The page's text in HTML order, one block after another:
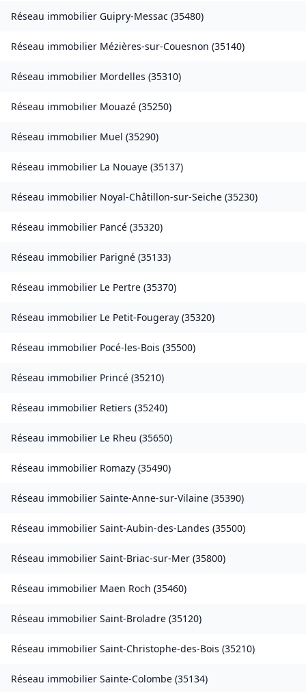
Réseau immobilier Guipry-Messac (35480)
Réseau immobilier Mézières-sur-Couesnon (35140)
Réseau immobilier Mordelles (35310)
Réseau immobilier Mouazé (35250)
Réseau immobilier Muel (35290)
Réseau immobilier La Nouaye (35137)
Réseau immobilier Noyal-Châtillon-sur-Seiche (35230)
Réseau immobilier Pancé (35320)
Réseau immobilier Parigné (35133)
Réseau immobilier Le Pertre (35370)
Réseau immobilier Le Petit-Fougeray (35320)
Réseau immobilier Pocé-les-Bois (35500)
Réseau immobilier Princé (35210)
Réseau immobilier Retiers (35240)
Réseau immobilier Le Rheu (35650)
Réseau immobilier Romazy (35490)
Réseau immobilier Sainte-Anne-sur-Vilaine (35390)
Réseau immobilier Saint-Aubin-des-Landes (35500)
Réseau immobilier Saint-Briac-sur-Mer (35800)
Réseau immobilier Maen Roch (35460)
Réseau immobilier Saint-Broladre (35120)
Réseau immobilier Saint-Christophe-des-Bois (35210)
Réseau immobilier Sainte-Colombe (35134)